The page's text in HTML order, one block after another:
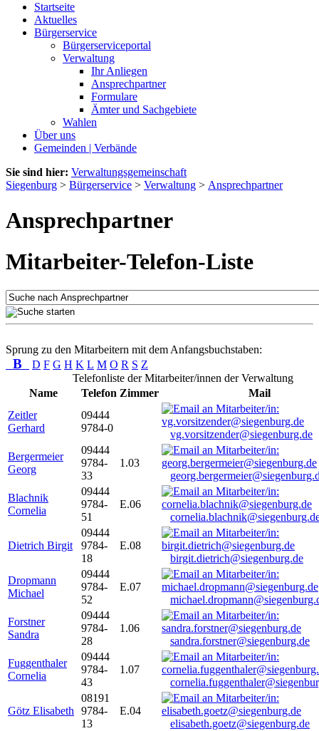
Startseite
Aktuelles
Bürgerservice
Bürgerserviceportal
Verwaltung
Ihr Anliegen
Ansprechpartner
Formulare
Ämter und Sachgebiete
Wahlen
Über uns
Gemeinden | Verbände
Sie sind hier: Verwaltungsgemeinschaft
Siegenburg > Bürgerservice > Verwaltung > Ansprechpartner
Ansprechpartner
Mitarbeiter-Telefon-Liste
Sprung zu den Mitarbeitern mit dem Anfangsbuchstaben:
B D F G H K L M O R S Z
Telefonliste der Mitarbeiter/innen der Verwaltung
Name
Telefon Zimmer
Mail
Zeitler
Gerhard
09444
9784-0
vg.vorsitzender@siegenburg.de
Bergermeier
Georg
09444
9784-
33
1.03
Blachnik
Cornelia
09444
9784-
51
E.06
Dietrich Birgit
09444
9784-
18
E.08
birgit.dietrich@siegenburg.de
Dropmann
Michael
09444
9784-
52
E.07
Forstner
Sandra
09444
9784-
28
1.06
sandra.forstner@siegenburg.de
Fuggenthaler
Cornelia
09444
9784-
43
1.07
Götz Elisabeth
08191
9784-
13
E.04
elisabeth.goetz@siegenburg.de